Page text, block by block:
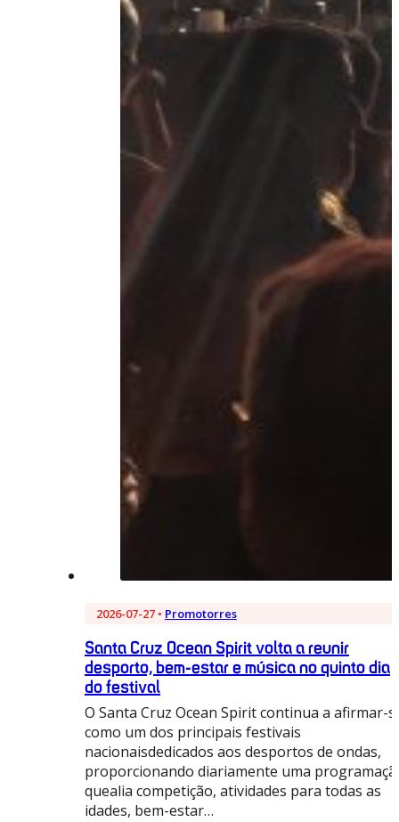
2026-07-27 • Promotorres
Santa Cruz Ocean Spirit volta a reunir
desporto, bem-estar e música no quinto dia
do festival
O Santa Cruz Ocean Spirit continua a afirmar-
como um dos principais festivais
nacionaisdedicados aos desportos de ondas,
proporcionando diariamente uma
quealia competição, atividades para todas as
idades, bem-estar…